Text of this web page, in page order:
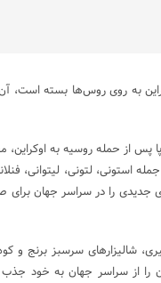
به روی روس‌ها بسته است،
نقل از فرانس ۲۴، اتحادیه اروپا پس از حمله
استونی، لتونی، لیتوانی،
جدیدی را در سراسر جهان
شالیزارهای سرسبز برنج
از سراسر جهان به خود جذب